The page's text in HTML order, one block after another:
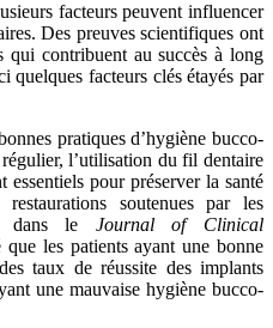
facteurs peuvent influencer
Des preuves scientifiques ont
qui contribuent au succès à long
quelques facteurs clés étayés par
pratiques d’hygiène bucco-
l’utilisation du fil dentaire
essentiels pour préserver la santé
soutenues par les
dans le Journal of Clinical
les patients ayant une bonne
taux de réussite des implants
une mauvaise hygiène bucco-